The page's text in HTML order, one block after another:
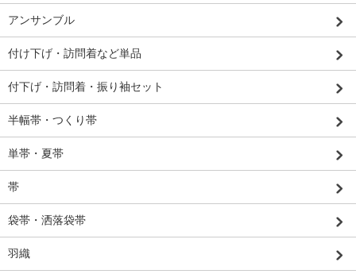
アンサンブル
付け下げ・訪問着など単品
付下げ・訪問着・振り袖セット
半幅帯・つくり帯
単帯・夏帯
帯
袋帯・洒落袋帯
羽織